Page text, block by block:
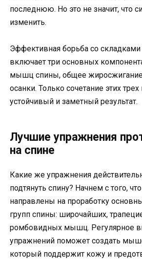
последнюю. Но это не значит, что
изменить.
Эффективная борьба со складками
включает три основных
мышц спины, общее
осанки. Только сочетание этих
устойчивый и заметный результат.
Лучшие упражнения
на спине
Какие же упражнения
подтянуть спину? Начнем с того,
направлены на проработку
групп спины: широчайших,
ромбовидных мышц. Регулярное
упражнений поможет создать
который поддержит кожу и